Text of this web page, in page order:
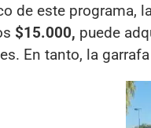
de este programa,
$15.000, puede
En tanto, la